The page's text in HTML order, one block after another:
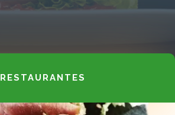
RESTAURANTES